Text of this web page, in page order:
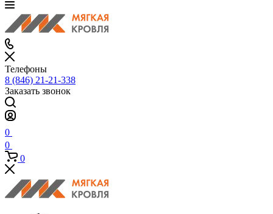
Телефоны
8 (846) 21-21-338
Заказать звонок
0
0
0